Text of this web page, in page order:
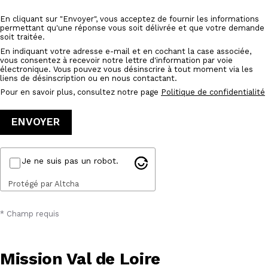
En cliquant sur "Envoyer", vous acceptez de fournir les informations
permettant qu'une réponse vous soit délivrée et que votre demande
soit traitée.
En indiquant votre adresse e-mail et en cochant la case associée,
vous consentez à recevoir notre lettre d'information par voie
électronique. Vous pouvez vous désinscrire à tout moment via les
liens de désinscription ou en nous contactant.
Pour en savoir plus, consultez notre page Politique de confidentialité
Je ne suis pas un robot.
Protégé par Altcha
* Champ requis
Mission Val de Loire